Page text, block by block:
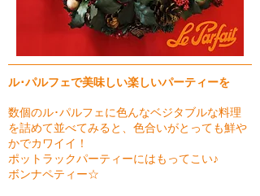
ル･パルフェで美味しい楽しいパーティーを
数個のル･パルフェに色んなベジタブルな料理
を詰めて並べてみると、色合いがとっても鮮や
かでカワイイ！
ポットラックパーティーにはもってこい♪
ボンナペティー☆